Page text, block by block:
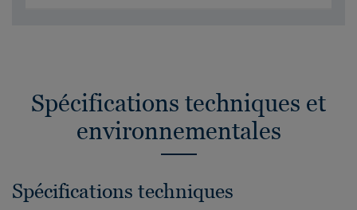
Spécifications techniques et
environnementales
Spécifications techniques